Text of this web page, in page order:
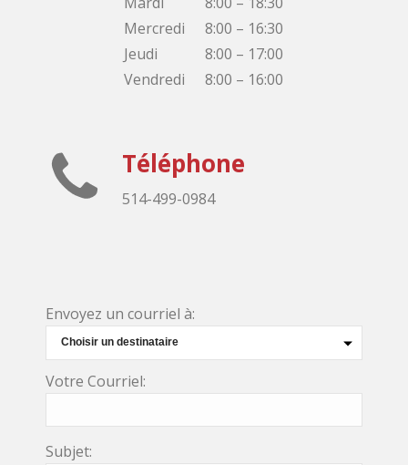
Mercredi
Jeudi
Vendredi
8:00 – 16:30
8:00 – 17:00
8:00 – 16:00
Téléphone
514-499-0984
Envoyez un courriel à:
Votre Courriel:
Subjet: